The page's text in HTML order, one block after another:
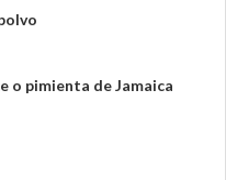
o pimienta de Jamaica